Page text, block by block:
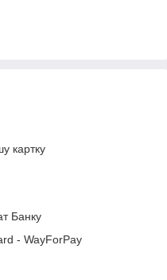
картку
Банку
- WayForPay